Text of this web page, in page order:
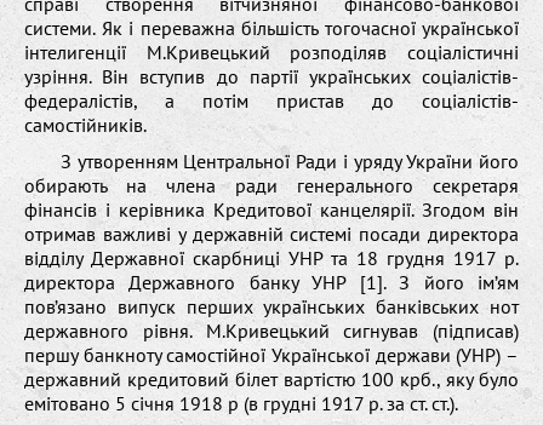
системи. Як і переважна більшість тогочасної української
інтелигенції М.Кривецький розподіляв соціалістичні
узріння. Він вступив до партії українських cоціалістів-
федералістів, а потім пристав до соціалістів-
самостійників.
З утворенням Центральної Ради і уряду України його
обирають на члена ради генерального секретаря
фінансів і керівника Кредитової канцелярії. Згодом він
отримав важливі у державній системі посади директора
відділу Державної скарбниці УНР та 18 грудня 1917 р.
директора Державного банку УНР [1]. З його ім’ям
пов’язано випуск перших українських банківських нот
державного рівня. М.Кривецький сигнував (підписав)
першу банкноту самостійної Української держави (УНР) –
державний кредитовий білет вартістю 100 крб., яку було
емітовано 5 січня 1918 р (в грудні 1917 р. за ст. ст.).